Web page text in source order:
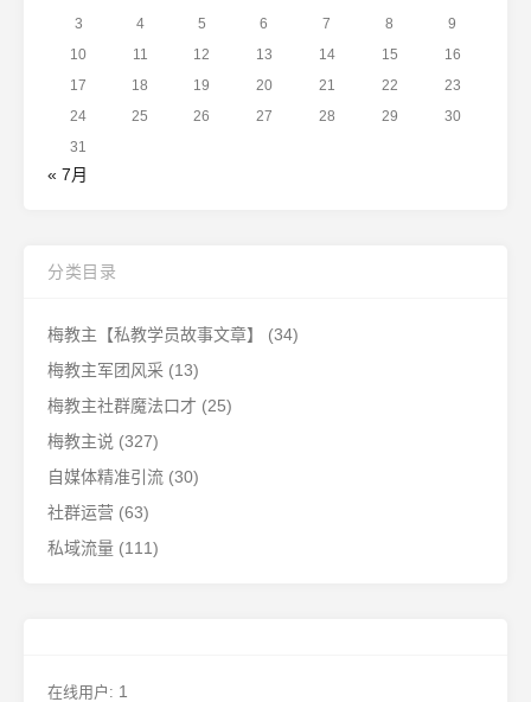
3
4 5 6 7 8
9
10
11 12 13 14 15
16
17
18 19 20 21 22
23
24
25 26 27 28 29
30
31
« 7月
分类目录
梅教主【私教学员故事文章】
(34)
梅教主军团风采 (13)
梅教主社群魔法口才 (25)
梅教主说 (327)
自媒体精准引流 (30)
社群运营 (63)
私域流量 (111)
在线用户: 1